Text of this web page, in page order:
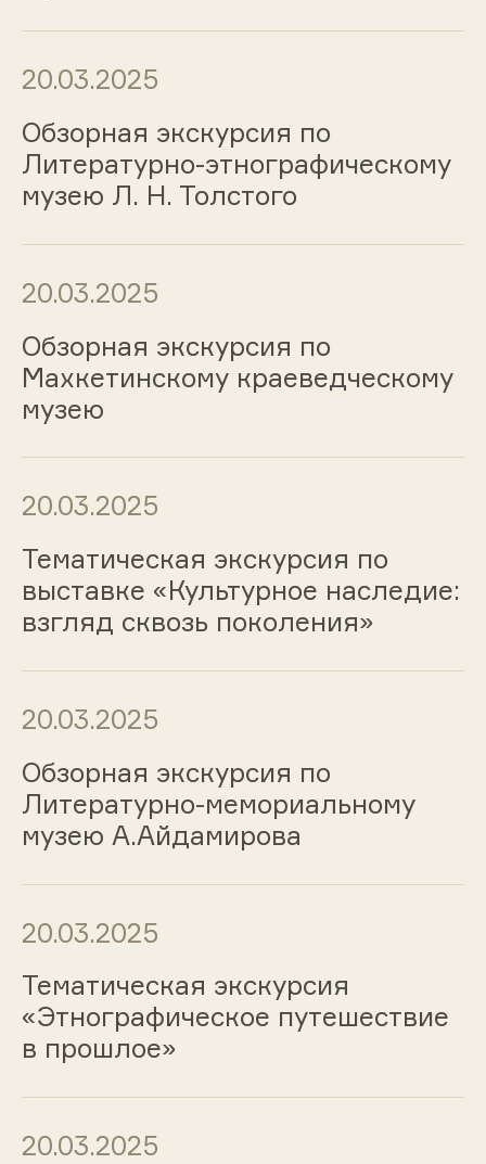
20.03.2025
Обзорная экскурсия по
Литературно-этнографическому
музею Л. Н. Толстого
20.03.2025
Обзорная экскурсия по
Махкетинскому краеведческому
музею
20.03.2025
Тематическая экскурсия по
выставке «Культурное наследие:
взгляд сквозь поколения»
20.03.2025
Обзорная экскурсия по
Литературно-мемориальному
музею А.Айдамирова
20.03.2025
Тематическая экскурсия
«Этнографическое путешествие
в прошлое»
20.03.2025